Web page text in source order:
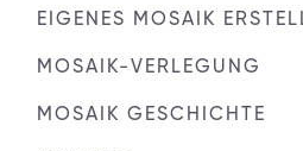
EIGENES MOSAIK
MOSAIK-VERLEGUNG
MOSAIK GESCHICHTE